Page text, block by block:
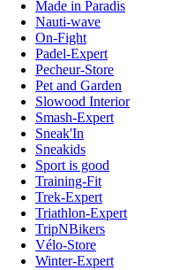
Made in Paradis
Nauti-wave
On-Fight
Padel-Expert
Pecheur-Store
Pet and Garden
Slowood Interior
Smash-Expert
Sneak'In
Sneakids
Sport is good
Training-Fit
Trek-Expert
Triathlon-Expert
TripNBikers
Vélo-Store
Winter-Expert